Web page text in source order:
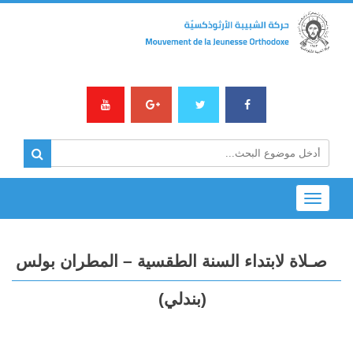
Toggle
navigation
صـلاة لابتداء السنة الطقسية – المطران بولس
(بندلي)